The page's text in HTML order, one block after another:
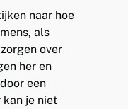
naar hoe
als
over
her en
een
kan je niet